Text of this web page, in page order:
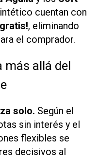
cuentan con
, eliminando
el comprador.
más allá del
solo. Según el
sin interés y el
flexibles se
decisivos al